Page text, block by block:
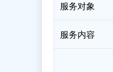
服务对象
服务内容